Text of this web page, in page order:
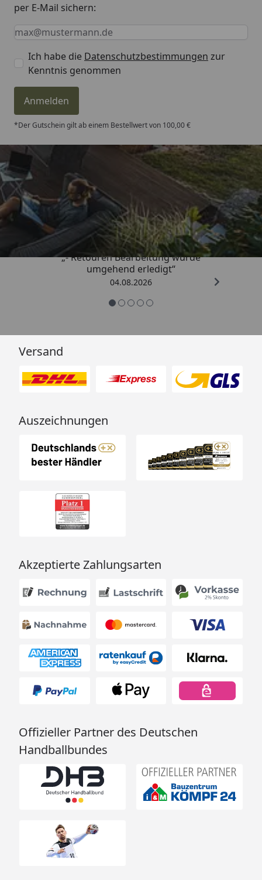
per E-Mail sichern:
Keine Eingabe erforderlich
Eingabe erforderlich
E-Mail *
Ich habe die Datenschutzbestimmungen zur
Kenntnis genommen
Anmelden
*Der Gutschein gilt ab einem Bestellwert von 100,00 €
Trusted Shops
4,81/ 5
„- Retouren Bearbeitung wurde
umgehend erledigt“
04.08.2026
Versand
Auszeichnungen
Akzeptierte Zahlungsarten
Offizieller Partner des Deutschen
Handballbundes